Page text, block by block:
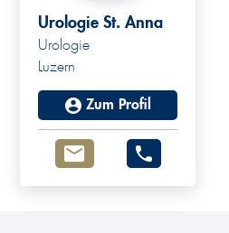
Urologie St. Anna
Urologie
Luzern
Zum Profil